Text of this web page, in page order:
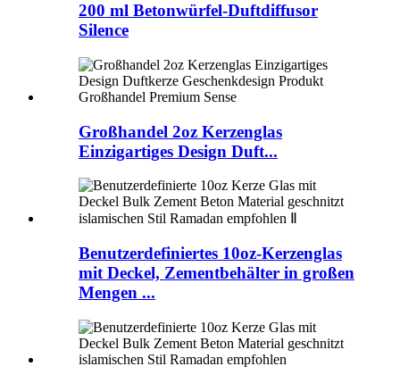
200 ml Betonwürfel-Duftdiffusor
Silence
Großhandel 2oz Kerzenglas
Einzigartiges Design Duft...
Benutzerdefiniertes 10oz-Kerzenglas
mit Deckel, Zementbehälter in großen
Mengen ...